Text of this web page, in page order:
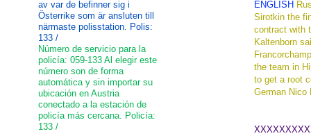
ENGLISH
Sirotkin the
contract with
Kaltenborn
the team in
to get a root
German Nico
av var de befinner sig i
Österrike som är ansluten till
närmaste polisstation. Polis:
133 /
Número de servicio para la
policía: 059-133 Al elegir este
número son de forma
automática y sin importar su
ubicación en Austria
conectado a la estación de
policía más cercana. Policía:
133 /